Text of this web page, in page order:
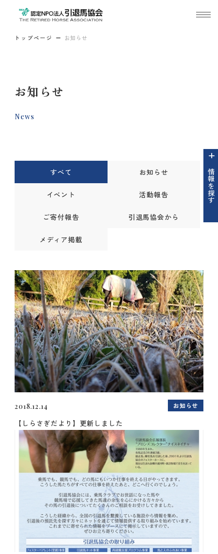
トップページ お知らせ
お知らせ
News
情報を探す
すべて お知らせ
イベント 活動報告
ご寄付報告 引退馬協会から
メディア掲載
2018.12.14 お知らせ
【しらさぎだより】更新しました